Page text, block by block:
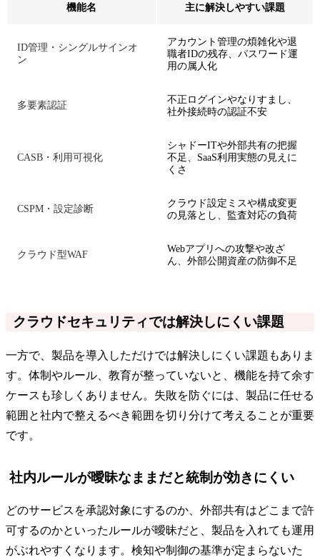
機能名 主に解決しやすい課題
ID管理・シングルサインオ
ン
アカウント管理の煩雑化や退
職者IDの残存、パスワード運
用の属人化
多要素認証
不正ログインやなりすまし、
社外接続時の認証不安
CASB・利用可視化
シャドーITや外部共有の把握
不足、SaaS利用実態の見えに
くさ
CSPM・設定診断
クラウド設定ミスや構成変更
の見落とし、監査対応の負荷
クラウド型WAF
Webアプリへの攻撃や改ざ
ん、外部公開資産の防御不足
クラウドセキュリティでは解決しにくい課題
一方で、製品を導入しただけでは解決しにくい課題もありま
す。体制やルール、教育が整っていないと、機能を持て余す
ケースも珍しくありません。失敗を防ぐには、製品に任せる
範囲と社内で整えるべき範囲を切り分けて考えることが重要
です。
社内ルールが曖昧なままだと統制が効きにくい
どのサービスを承認対象にするのか、外部共有はどこまで許
可するのかといったルールが曖昧だと、製品を入れても運用
がぶれやすくなります。検知や制御の基準が定まらないた